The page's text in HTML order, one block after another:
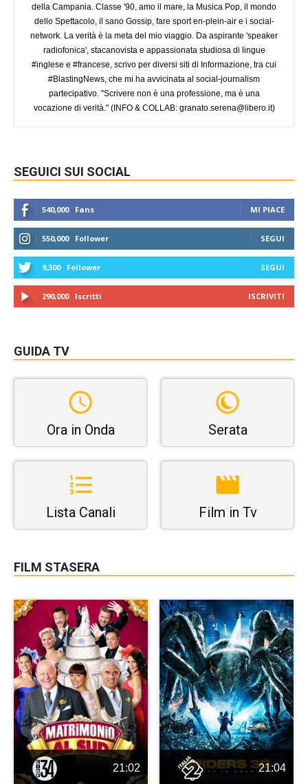
della Campania. Classe '90, amo il mare, la Musica Pop, il mondo
dello Spettacolo, il sano Gossip, fare sport en-plein-air e i social-
network. La verità è la meta del mio viaggio. Da aspirante 'speaker
radiofonica', stacanovista e appassionata studiosa di lingue
#inglese e #francese, scrivo per diversi siti di Informazione, tra cui
#BlastingNews, che mi ha avvicinata al social-journalism
partecipativo. ''Scrivere non è una professione, ma è una
vocazione di verità.'' (INFO & COLLAB: granato.serena@libero.it)
SEGUICI SUI SOCIAL
540,000 Fans MI PIACE
550,000 Follower SEGUI
9,300 Follower SEGUI
290,000 Iscritti ISCRIVITI
GUIDA TV
Ora in Onda Serata
Lista Canali Film in Tv
FILM STASERA
21:02 21:04